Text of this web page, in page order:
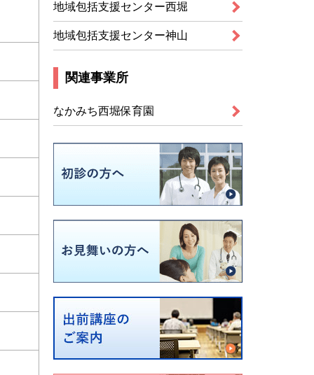
地域包括支援センター西堀
地域包括支援センター神山
関連事業所
なかみち西堀保育園